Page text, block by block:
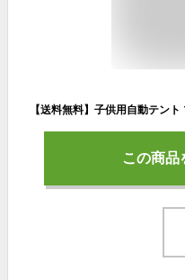
この商品